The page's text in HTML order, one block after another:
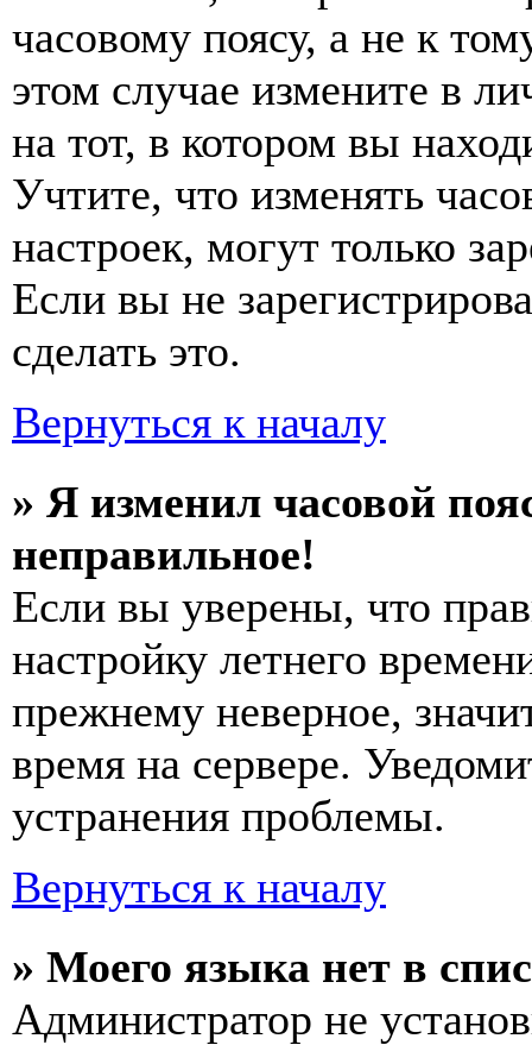
часовому поясу, а не к
этом случае измените в
на тот, в котором вы
Учтите, что изменять
настроек, могут только
Если вы не
сделать это.
Вернуться к началу
» Я изменил часовой
неправильное!
Если вы уверены, что
настройку летнего
прежнему неверное,
время на сервере.
устранения проблемы.
Вернуться к началу
» Моего языка нет в
Администратор не